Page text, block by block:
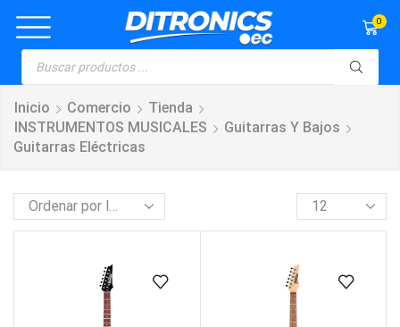
0
Inicio Comercio
Tienda
INSTRUMENTOS MUSICALES
Guitarras Y Bajos
Guitarras Eléctricas